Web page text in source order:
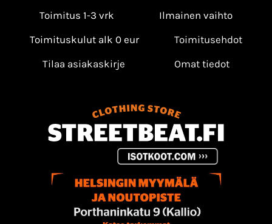
Toimitus 1-3 vrk
Ilmainen vaihto
Toimituskulut alk 0 eur
Toimitusehdot
Tilaa asiakaskirje
Omat tiedot